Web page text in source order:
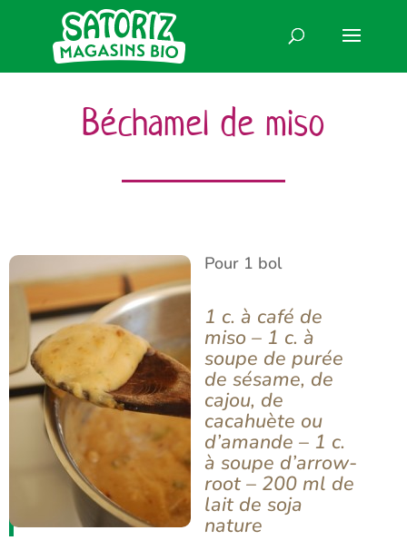
Béchamel de miso
Pour 1 bol
1 c. à café de
miso – 1 c. à
soupe de purée
de sésame, de
cajou, de
cacahuète ou
d’amande – 1 c.
à soupe d’arrow-
root – 200 ml de
lait de soja
nature